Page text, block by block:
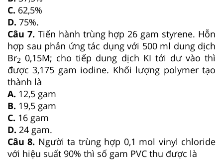
C. 62,5%
D. 75%.
Câu 7. Tiến hành trùng hợp 26 gam styrene. Hỗn
hợp sau phản ứng tác dụng với 500 ml dung dịch
Br2 0,15M; cho tiếp dung dịch KI tới dư vào thì
được 3,175 gam iodine. Khối lượng polymer tạo
thành là
A. 12,5 gam
B. 19,5 gam
C. 16 gam
D. 24 gam.
Câu 8. Người ta trùng hợp 0,1 mol vinyl chloride
với hiệu suất 90% thì số gam PVC thu được là